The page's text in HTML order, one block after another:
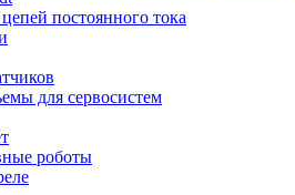
постоянного тока
для сервосистем
роботы